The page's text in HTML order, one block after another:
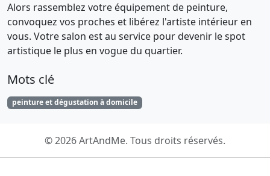
Alors rassemblez votre équipement de peinture,
convoquez vos proches et libérez l'artiste intérieur en
vous. Votre salon est au service pour devenir le spot
artistique le plus en vogue du quartier.
Mots clé
peinture et dégustation à domicile
© 2026 ArtAndMe. Tous droits réservés.